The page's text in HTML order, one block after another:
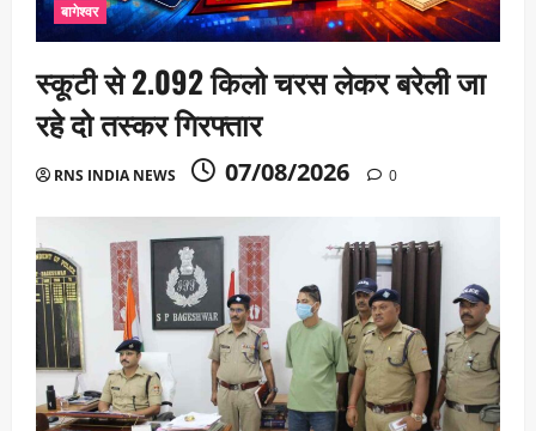
बागेश्वर
स्कूटी से 2.092 किलो चरस लेकर बरेली जा
रहे दो तस्कर गिरफ्तार
RNS INDIA NEWS 07/08/2026 0